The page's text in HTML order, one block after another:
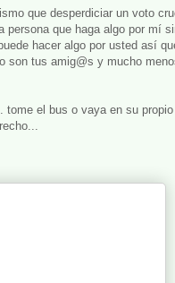
que desperdiciar un voto
que haga algo por mí
hacer algo por usted así
son tus amig@s y mucho
el bus o vaya en su